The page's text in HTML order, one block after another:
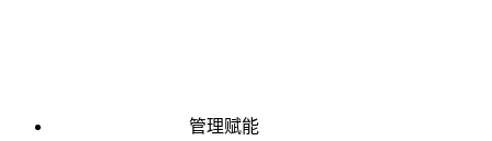
管理赋能